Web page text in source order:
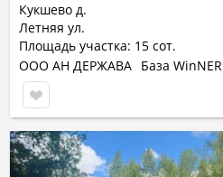
Кукшево д.
Летняя ул.
Площадь участка: 15 сот.
ООО АН ДЕРЖАВА База WinNER